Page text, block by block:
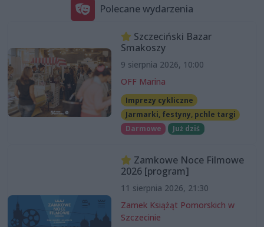
Polecane wydarzenia
Szczeciński Bazar
Smakoszy
9 sierpnia 2026, 10:00
OFF Marina
Imprezy cykliczne
Jarmarki, festyny, pchle targi
Darmowe
Już dziś
Zamkowe Noce Filmowe
2026 [program]
11 sierpnia 2026, 21:30
Zamek Książąt Pomorskich w
Szczecinie